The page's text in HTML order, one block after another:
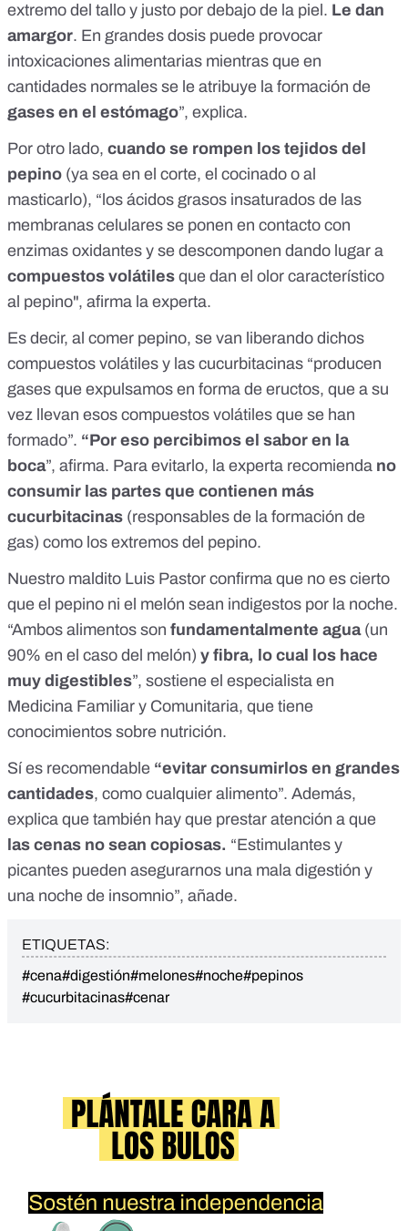
extremo del tallo y justo por debajo de la piel. Le dan
amargor. En grandes dosis puede provocar
intoxicaciones alimentarias mientras que en
cantidades normales se le atribuye la formación de
gases en el estómago”, explica.
Por otro lado, cuando se rompen los tejidos del
pepino (ya sea en el corte, el cocinado o al
masticarlo), “los ácidos grasos insaturados de las
membranas celulares se ponen en contacto con
enzimas oxidantes y se descomponen dando lugar a
compuestos volátiles que dan el olor característico
al pepino", afirma la experta.
Es decir, al comer pepino, se van liberando dichos
compuestos volátiles y las cucurbitacinas “producen
gases que expulsamos en forma de eructos, que a su
vez llevan esos compuestos volátiles que se han
formado”. “Por eso percibimos el sabor en la
boca”, afirma. Para evitarlo, la experta recomienda no
consumir las partes que contienen más
cucurbitacinas (responsables de la formación de
gas) como los extremos del pepino.
Nuestro maldito Luis Pastor confirma que no es cierto
que el pepino ni el melón sean indigestos por la noche.
“Ambos alimentos son fundamentalmente agua (un
90% en el caso del melón) y fibra, lo cual los hace
muy digestibles”, sostiene el especialista en
Medicina Familiar y Comunitaria, que tiene
conocimientos sobre nutrición.
Sí es recomendable “evitar consumirlos en grandes
cantidades, como cualquier alimento”. Además,
explica que también hay que prestar atención a que
las cenas no sean copiosas. “Estimulantes y
picantes pueden asegurarnos una mala digestión y
una noche de insomnio”, añade.
ETIQUETAS:
#cena#digestión#melones#noche#pepinos
#cucurbitacinas#cenar